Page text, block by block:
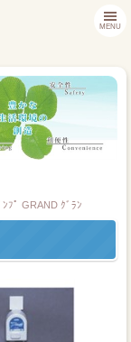
MENU
ﾌﾟ GRAND ｸﾞﾗﾝ